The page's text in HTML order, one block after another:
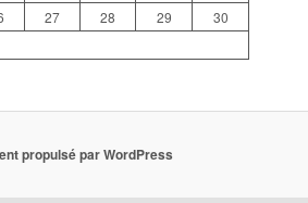
27 28 29
30
propulsé par WordPress